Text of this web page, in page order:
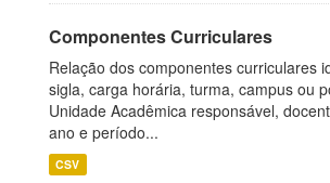
Componentes Curriculares
Relação dos componentes curriculares
sigla, carga horária, turma, campus ou
Unidade Acadêmica responsável,
ano e período...
CSV